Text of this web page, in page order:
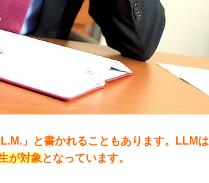
」と書かれることもあります。LLMは
が対象 となっています。